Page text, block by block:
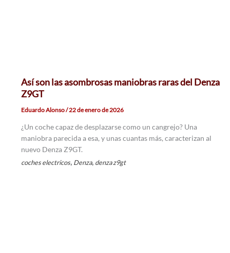
Así son las asombrosas maniobras raras del Denza
Z9GT
Eduardo Alonso/22 de enero de 2026
¿Un coche capaz de desplazarse como un cangrejo? Una
maniobra parecida a esa, y unas cuantas más, caracterizan al
nuevo Denza Z9GT.
coches electricos, Denza, denza z9gt